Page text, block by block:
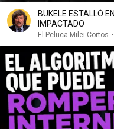
BUKELE ESTALLÓ
IMPACTADO
El Peluca Milei Cortos •